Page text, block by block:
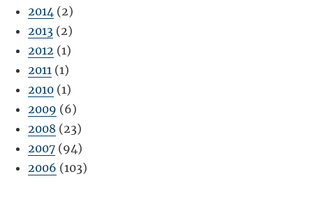
2014 (2)
2013 (2)
2012 (1)
2011 (1)
2010 (1)
2009 (6)
2008 (23)
2007 (94)
2006 (103)